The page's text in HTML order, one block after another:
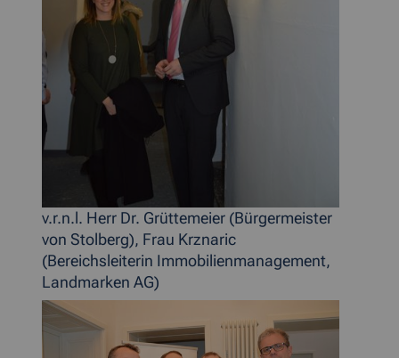
v.r.n.l. Herr Dr. Grüttemeier (Bürgermeister
von Stolberg), Frau Krznaric
(Bereichsleiterin Immobilienmanagement,
Landmarken AG)